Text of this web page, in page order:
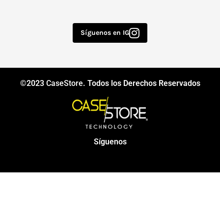
Síguenos en IG
©2023 CaseStore. Todos los Derechos Reservados
Síguenos